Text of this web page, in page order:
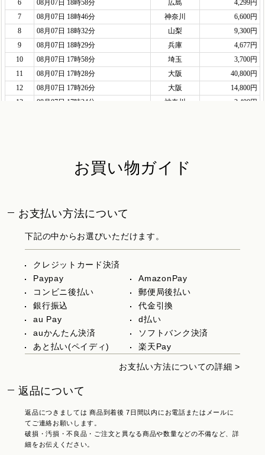
お買い物ガイド
お支払い方法について
下記の中からお選びいただけます。
クレジットカード決済
Paypay
AmazonPay
コンビニ後払い
郵便局後払い
銀行振込
代金引換
au Pay
d払い
auかんたん決済
ソフトバンク決済
あと払い(ペイディ)
楽天Pay
お支払い方法についての詳細 >
返品について
返品につきましては 商品到着後 7日間以内にお電話またはメールに
てご連絡お願いします。
破損・汚損・不良品・ご注文と異なる商品や数量などの不備など、詳
細をお伝えください。